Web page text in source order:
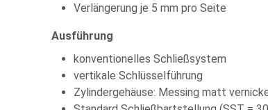
Verlängerung je 5 mm pro Seite
Ausführung
konventionelles Schließsystem
vertikale Schlüsselführung
Zylindergehäuse: Messing matt